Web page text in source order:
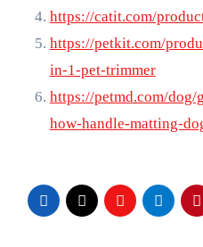
https://catit.com/
https://petkit.com/
in-1-pet-trimmer
https://petmd.com/
how-handle-matting-